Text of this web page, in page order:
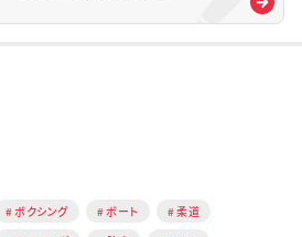
ボクシング ボート
柔道